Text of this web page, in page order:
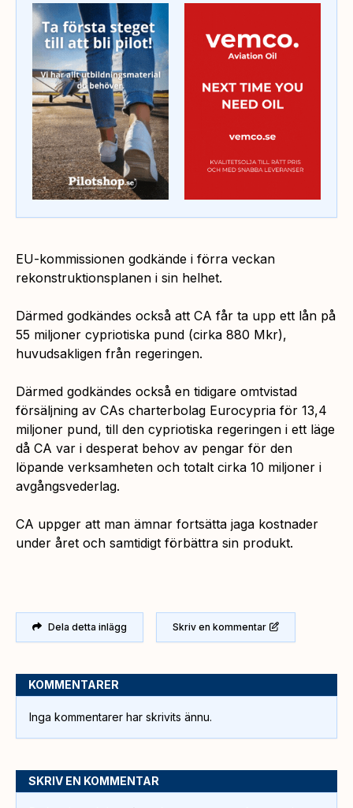
EU-kommissionen godkände i förra veckan
rekonstruktionsplanen i sin helhet.
Därmed godkändes också att CA får ta upp ett lån på
55 miljoner cypriotiska pund (cirka 880 Mkr),
huvudsakligen från regeringen.
Därmed godkändes också en tidigare omtvistad
försäljning av CAs charterbolag Eurocypria för 13,4
miljoner pund, till den cypriotiska regeringen i ett läge
då CA var i desperat behov av pengar för den
löpande verksamheten och totalt cirka 10 miljoner i
avgångsvederlag.
CA uppger att man ämnar fortsätta jaga kostnader
under året och samtidigt förbättra sin produkt.
Dela detta inlägg Skriv en kommentar
KOMMENTARER
Inga kommentarer har skrivits ännu.
SKRIV EN KOMMENTAR